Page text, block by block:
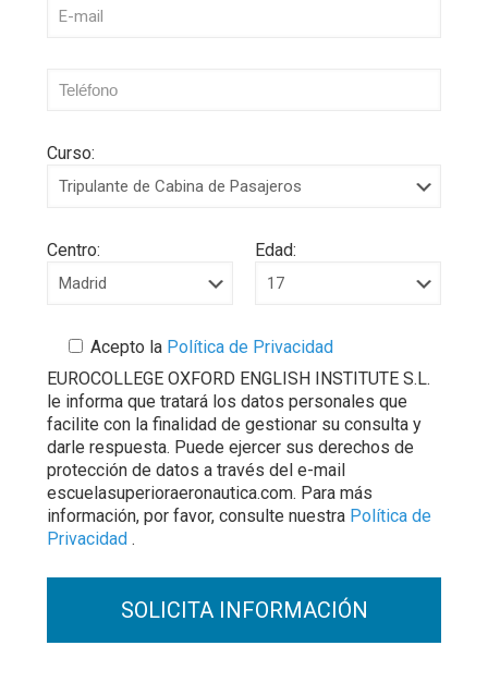
Curso:
Centro: Edad:
Acepto la Política de Privacidad
EUROCOLLEGE OXFORD ENGLISH INSTITUTE S.L.
le informa que tratará los datos personales que
facilite con la finalidad de gestionar su consulta y
darle respuesta. Puede ejercer sus derechos de
protección de datos a través del e-mail
escuelasuperioraeronautica.com. Para más
información, por favor, consulte nuestra Política de
Privacidad .